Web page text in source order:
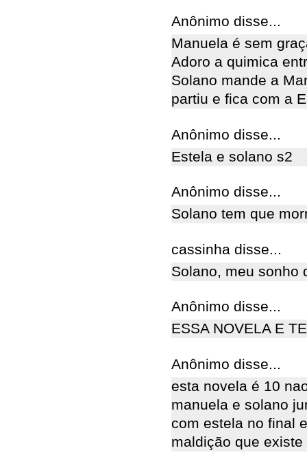
Anônimo disse...
Manuela é sem
Adoro a quimica
Solano mande a
partiu e fica com a
Anônimo disse...
Estela e solano s2
Anônimo disse...
Solano tem que
cassinha disse...
Solano, meu sonho
Anônimo disse...
ESSA NOVELA E
Anônimo disse...
esta novela é 10
manuela e solano
com estela no final
maldição que